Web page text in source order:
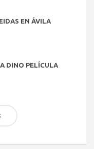
EN ÁVILA
DINO PELÍCULA